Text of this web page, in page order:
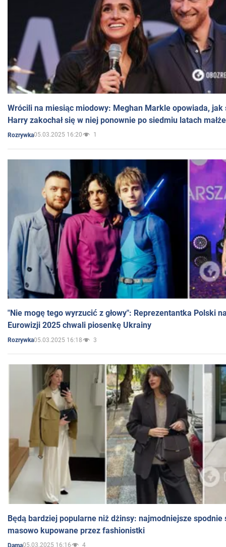
Wrócili na miesiąc miodowy: Meghan Markle opowiada, jak
Harry zakochał się w niej ponownie po siedmiu latach
Rozrywka05.03.2025 16:20 1
"Nie mogę tego wyrzucić z głowy": Reprezentantka Polski
Eurowizji 2025 chwali piosenkę Ukrainy
Rozrywka05.03.2025 16:18 3
Będą bardziej popularne niż dżinsy: najmodniejsze spodnie
masowo kupowane przez fashionistki
Dama05.03.2025 16:16 4